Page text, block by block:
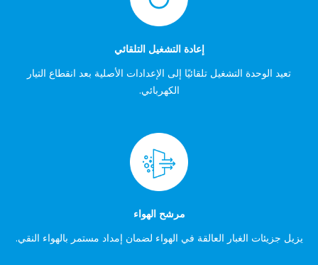
إعادة التشغيل التلقائي
تعيد الوحدة التشغيل تلقائيًا إلى الإعدادات الأصلية بعد انقطاع التيار
الكهربائي.
مرشح الهواء
يزيل جزيئات الغبار العالقة في الهواء لضمان إمداد مستمر بالهواء النقي.